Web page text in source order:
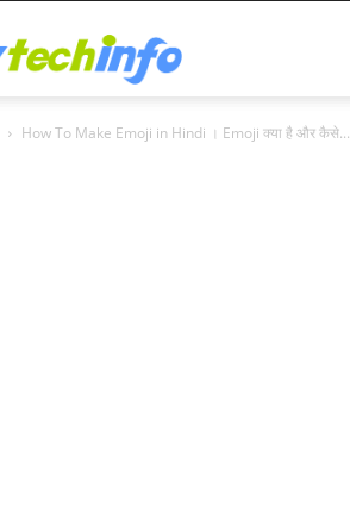
How To Make Emoji in Hindi । Emoji क्या है और कैसे...